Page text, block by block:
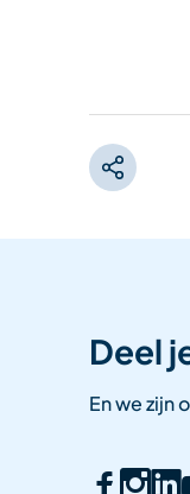
Deel
En we zijn